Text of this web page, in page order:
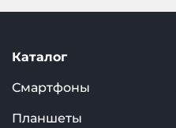
Каталог
Смартфоны
Планшеты